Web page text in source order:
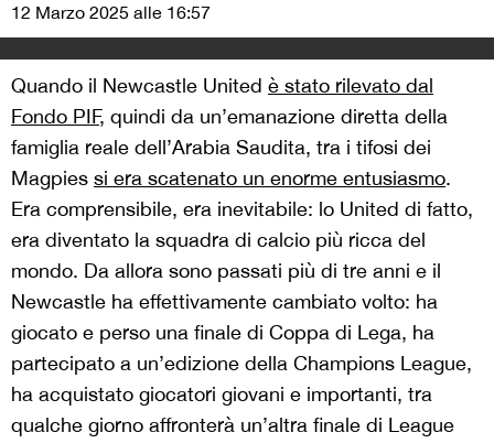
12 Marzo 2025 alle 16:57
Quando il Newcastle United è stato rilevato dal
Fondo PIF, quindi da un’emanazione diretta della
famiglia reale dell’Arabia Saudita, tra i tifosi dei
Magpies si era scatenato un enorme entusiasmo.
Era comprensibile, era inevitabile: lo United di fatto,
era diventato la squadra di calcio più ricca del
mondo. Da allora sono passati più di tre anni e il
Newcastle ha effettivamente cambiato volto: ha
giocato e perso una finale di Coppa di Lega, ha
partecipato a un’edizione della Champions League,
ha acquistato giocatori giovani e importanti, tra
qualche giorno affronterà un’altra finale di League